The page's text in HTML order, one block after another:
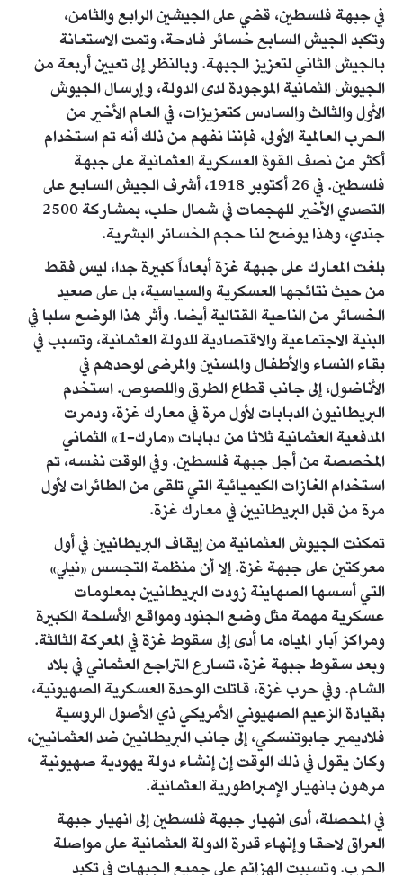
في جبهة فلسطين، قضي على الجيشين الرابع والثامن،
وتكبد الجيش السابع خسائر فادحة، وتمت الاستعانة
بالجيش الثاني لتعزيز الجبهة. وبالنظر إلى تعيين أربعة من
الجيوش الثمانية الموجودة لدى الدولة، وإرسال الجيوش
الأول والثالث والسادس كتعزيزات، في العام الأخير من
الحرب العالمية الأولى، فإننا نفهم من ذلك أنه تم استخدام
أكثر من نصف القوة العسكرية العثمانية على جبهة
فلسطين. في 26 أكتوبر 1918، أشرف الجيش السابع على
التصدي الأخير للهجمات في شمال حلب، بمشاركة 2500
جندي، وهذا يوضح لنا حجم الخسائر البشرية.
بلغت المعارك على جبهة غزة أبعاداً كبيرة جدا، ليس فقط
من حيث نتائجها العسكرية والسياسية، بل على صعيد
الخسائر من الناحية القتالية أيضا. وأثر هذا الوضع سلبا في
البنية الاجتماعية والاقتصادية للدولة العثمانية، وتسبب في
بقاء النساء والأطفال والمسنين والمرضى لوحدهم في
الأناضول، إلى جانب قطاع الطرق واللصوص. استخدم
البريطانيون الدبابات لأول مرة في معارك غزة، ودمرت
المدفعية العثمانية ثلاثا من دبابات «مارك-1» الثماني
المخصصة من أجل جبهة فلسطين. وفي الوقت نفسه، تم
استخدام الغازات الكيميائية التي تلقى من الطائرات لأول
مرة من قبل البريطانيين في معارك غزة.
تمكنت الجيوش العثمانية من إيقاف البريطانيين في أول
معركتين على جبهة غزة. إلا أن منظمة التجسس «نيلي»
التي أسسها الصهاينة زودت البريطانيين بمعلومات
عسكرية مهمة مثل وضع الجنود ومواقع الأسلحة الكبيرة
ومراكز آبار المياه، ما أدى إلى سقوط غزة في المعركة الثالثة.
وبعد سقوط جبهة غزة، تسارع التراجع العثماني في بلاد
الشام. وفي حرب غزة، قاتلت الوحدة العسكرية الصهيونية،
بقيادة الزعيم الصهيوني الأمريكي ذي الأصول الروسية
فلاديمير جابوتنسكي، إلى جانب البريطانيين ضد العثمانيين،
وكان يقول في ذلك الوقت إن إنشاء دولة يهودية صهيونية
مرهون بانهيار الإمبراطورية العثمانية.
في المحصلة، أدى انهيار جبهة فلسطين إلى انهيار جبهة
العراق لاحقا وإنهاء قدرة الدولة العثمانية على مواصلة